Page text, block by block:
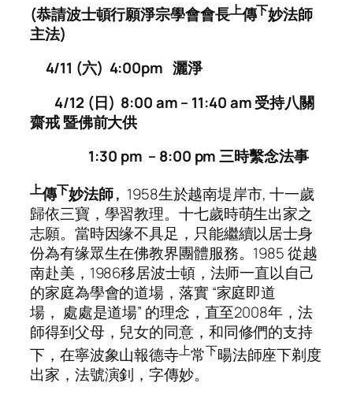
(恭請波士頓行願淨宗學會會長上傳下妙法師
主法)
4/11 (六) 4:00pm 灑淨
4/12 (日) 8:00am – 11:40 am 受持八關
齋戒暨佛前大供
1:30 pm – 8:00 pm三時繫念法事
上傳下妙法師, 1958生於越南堤岸市, 十一歲
歸依三寶，學習教理。十七歲時萌生出家之
志願。當時因缘不具足，只能繼續以居士身
份為有缘眾生在佛教界團體服務。1985 從越
南赴美，1986移居波士頓，法师一直以自己
的家庭為學會的道場，落實 “家庭即道
場， 處處是道場” 的理念，直至2008年，法
師得到父母，兒女的同意，和同修們的支持
下，在寧波象山報德寺上常下暘法師座下剃度
出家，法號演釗，字傳妙。